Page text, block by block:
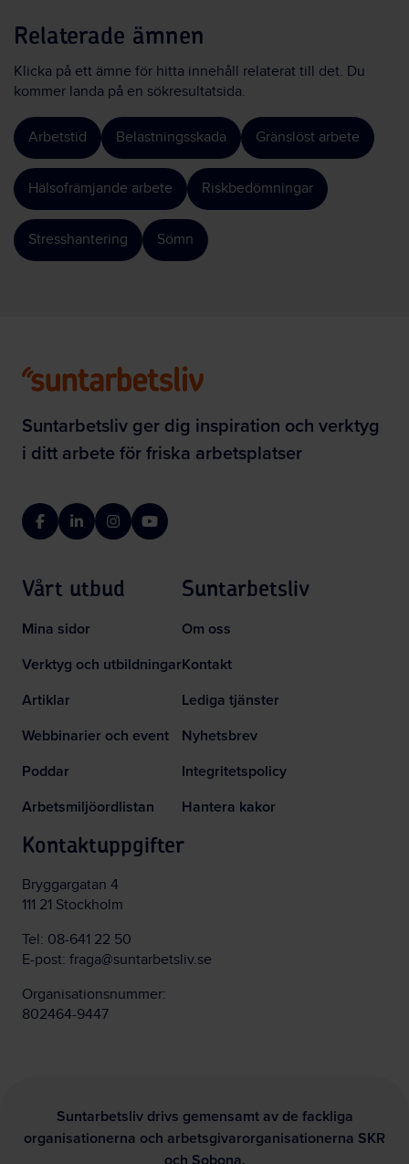
Relaterade ämnen
Klicka på ett ämne för hitta innehåll relaterat till det. Du
kommer landa på en sökresultatsida.
Arbetstid Belastningsskada Gränslöst arbete
Hälsofrämjande arbete Riskbedömningar
Stresshantering Sömn
Suntarbetsliv ger dig inspiration och verktyg
i ditt arbete för friska arbetsplatser
FacebookLinkedInInstagramYouTube
Vårt utbud
Mina sidor
Verktyg och utbildningar
Artiklar
Webbinarier och event
Poddar
Arbetsmiljöordlistan
Suntarbetsliv
Om oss
Kontakt
Lediga tjänster
Nyhetsbrev
Integritetspolicy
Hantera kakor
Kontaktuppgifter
Bryggargatan 4
111 21 Stockholm
Tel: 08-641 22 50
E-post: fraga@suntarbetsliv.se
Organisationsnummer:
802464-9447
Suntarbetsliv drivs gemensamt av de fackliga
organisationerna och arbetsgivarorganisationerna SKR